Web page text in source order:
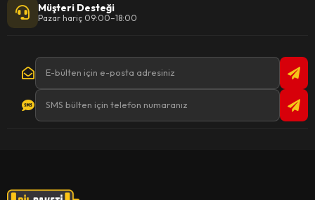
Müşteri Desteği
Pazar hariç 09:00–18:00